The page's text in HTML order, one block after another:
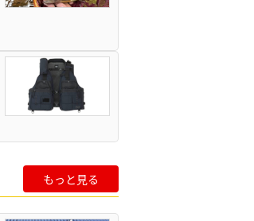
もっと見る